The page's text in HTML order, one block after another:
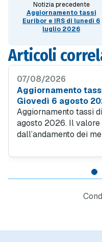
Notizia precedente
Aggiornamento tassi
Euribor e IRS di lunedì 6
luglio 2026
Articoli
07/08/2026
Aggiornamento
Giovedì 6 agosto
Aggiornamento tassi
agosto 2026. Il
dall’andamento dei
tasso applic ato ai